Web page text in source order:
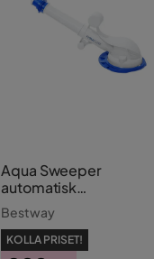
Aqua Sweeper
automatisk
pooldammsugare
Bestway Vit
Bestway
KOLLA PRISET!